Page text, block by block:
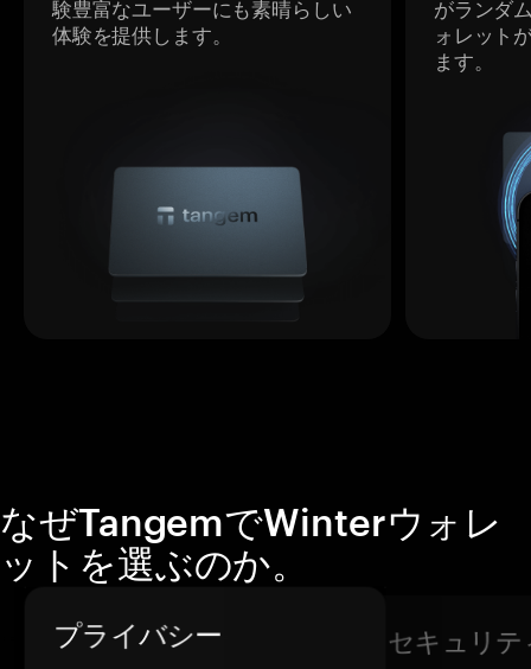
験豊富なユーザーにも素晴らしい
体験を提供します。
がランダ
ォレット
ます。
なぜTangemでWinterウォレ
ットを選ぶのか。
プライバシー セキュリテ